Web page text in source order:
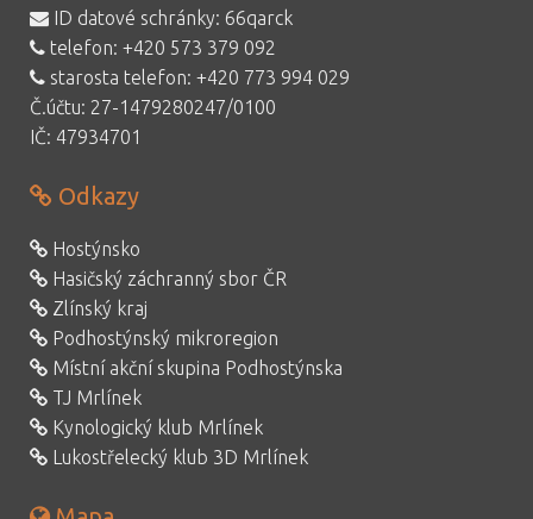
ID datové schránky: 66qarck
telefon: +420 573 379 092
starosta telefon: +420 773 994 029
Č.účtu: 27-1479280247/0100
IČ: 47934701
Odkazy
Hostýnsko
Hasičský záchranný sbor ČR
Zlínský kraj
Podhostýnský mikroregion
Místní akční skupina Podhostýnska
TJ Mrlínek
Kynologický klub Mrlínek
Lukostřelecký klub 3D Mrlínek